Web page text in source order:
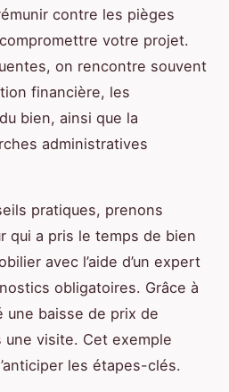
contre les pièges
votre projet.
on rencontre souvent
financière, les
bien, ainsi que la
administratives
pratiques, prenons
qui a pris le temps de bien
avec l’aide d’un expert
obligatoires. Grâce à
une baisse de prix de
visite. Cet exemple
les étapes-clés.